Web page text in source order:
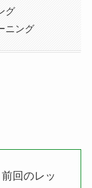
グ
ニング
回のレッ